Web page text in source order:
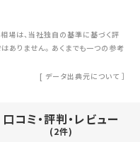
場は、当社独自の基準に基づく評
ありません。 あくまでも一つの参考
[ データ出典元について ］
口コミ・評判・レビュー
(2件)